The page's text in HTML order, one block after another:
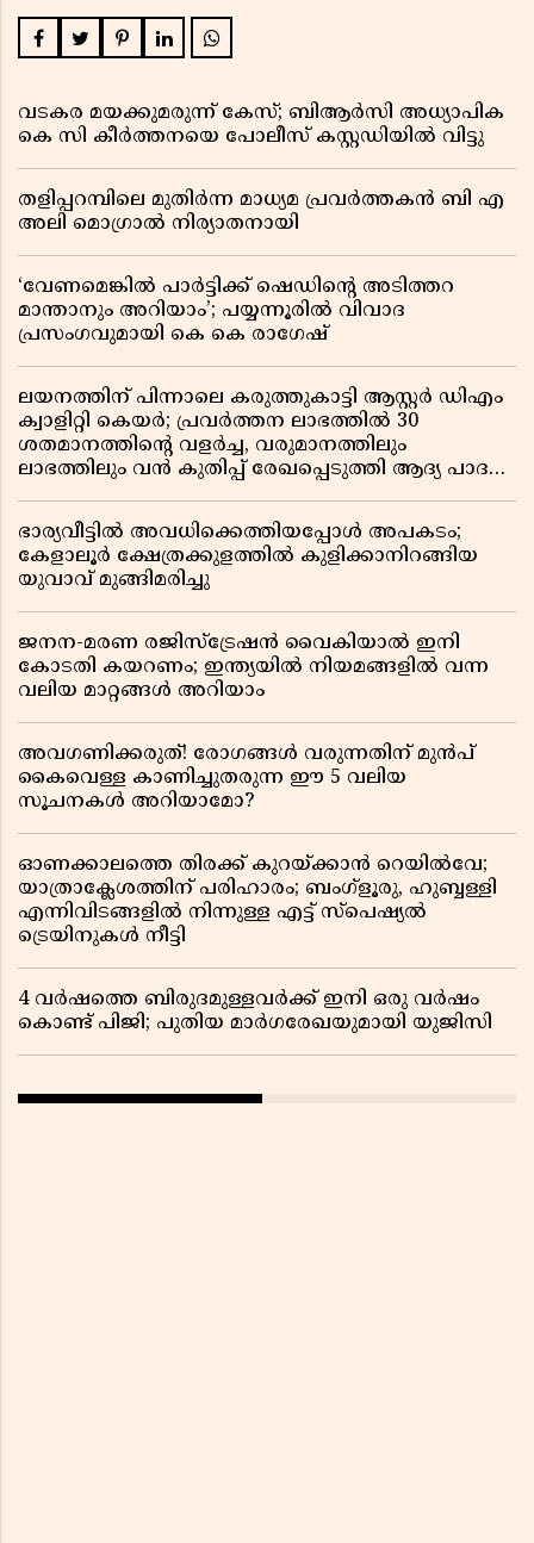
വടകര മയക്കുമരുന്ന് കേസ്; ബിആർസി അധ്യാപിക
കെ സി കീർത്തനയെ പോലീസ് കസ്റ്റഡിയിൽ വിട്ടു
തളിപ്പറമ്പിലെ മുതിർന്ന മാധ്യമ പ്രവർത്തകൻ ബി എ
അലി മൊഗ്രാൽ നിര്യാതനായി
‘വേണമെങ്കിൽ പാർട്ടിക്ക് ഷെഡിൻ്റെ അടിത്തറ
മാന്താനും അറിയാം’; പയ്യന്നൂരിൽ വിവാദ
പ്രസംഗവുമായി കെ കെ രാഗേഷ്
ലയനത്തിന് പിന്നാലെ കരുത്തുകാട്ടി ആസ്റ്റർ ഡിഎം
ക്വാളിറ്റി കെയർ; പ്രവർത്തന ലാഭത്തിൽ 30
ശതമാനത്തിൻ്റെ വളർച്ച, വരുമാനത്തിലും
ലാഭത്തിലും വൻ കുതിപ്പ് രേഖപ്പെടുത്തി ആദ്യ പാദ
ഭാര്യവീട്ടിൽ അവധിക്കെത്തിയപ്പോൾ അപകടം;
കേളാലൂർ ക്ഷേത്രക്കുളത്തിൽ കുളിക്കാനിറങ്ങിയ
യുവാവ് മുങ്ങിമരിച്ചു
ജനന-മരണ രജിസ്ട്രേഷൻ വൈകിയാൽ ഇനി
കോടതി കയറണം; ഇന്ത്യയിൽ നിയമങ്ങളിൽ വന്ന
വലിയ മാറ്റങ്ങൾ അറിയാം
അവഗണിക്കരുത്! രോഗങ്ങൾ വരുന്നതിന് മുൻപ്
കൈവെള്ള കാണിച്ചുതരുന്ന ഈ 5 വലിയ
സൂചനകൾ അറിയാമോ?
ഓണക്കാലത്തെ തിരക്ക് കുറയ്ക്കാൻ റെയിൽവേ;
യാത്രാക്ലേശത്തിന് പരിഹാരം; ബംഗ്ളൂരു, ഹുബ്ബള്ളി
എന്നിവിടങ്ങളിൽ നിന്നുള്ള എട്ട് സ്പെഷ്യൽ
ട്രെയിനുകൾ നീട്ടി
4 വർഷത്തെ ബിരുദമുള്ളവർക്ക് ഇനി ഒരു വർഷം
കൊണ്ട് പിജി; പുതിയ മാർഗരേഖയുമായി യുജിസി